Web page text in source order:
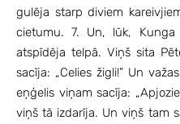
gulēja starp diviem
cietumu. 7. Un, lūk, Kunga
atspīdēja telpā. Viņš sita
sacīja: „Celies žigli!” Un
eņģelis viņam sacīja:
viņš tā izdarīja. Un viņš tam